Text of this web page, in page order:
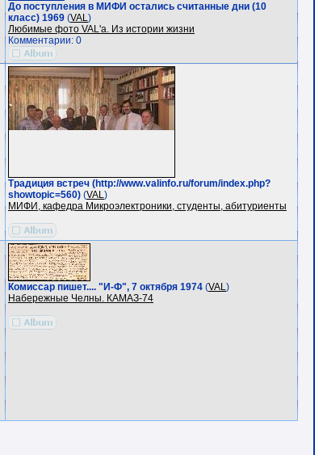
До поступления в МИФИ остались считанные дни (10
класс) 1969 (VAL)
Любимые фото VAL'a. Из истории жизни
Комментарии: 0
Традиция встреч (http://www.valinfo.ru/forum/index.php?
showtopic=560) (VAL)
МИФИ, кафедра Микроэлектроники, студенты, абитуриенты
Комиссар пишет.... "И-Ф", 7 октября 1974 (VAL)
Набережные Челны. КАМАЗ-74